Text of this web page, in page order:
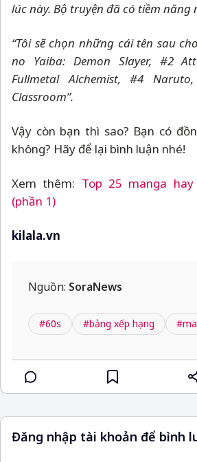
lúc này. Bộ truyện đã có tiềm năng
“Tôi sẽ chọn những cái tên sau
no Yaiba: Demon Slayer, #2
Fullmetal Alchemist, #4
Classroom”.
Vậy còn bạn thì sao? Bạn có
không? Hãy để lại bình luận nhé!
Xem thêm: Top 25 manga
(phần 1)
kilala.vn
Nguồn: SoraNews
#60s #bảng xếp hạng
Đăng nhập tài khoản để bình